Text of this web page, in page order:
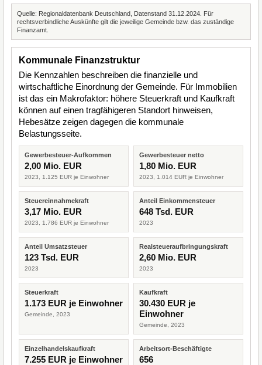
Quelle: Regionaldatenbank Deutschland, Datenstand 31.12.2024. Für
rechtsverbindliche Auskünfte gilt die jeweilige Gemeinde bzw. das zuständige
Finanzamt.
Kommunale Finanzstruktur
Die Kennzahlen beschreiben die finanzielle und
wirtschaftliche Einordnung der Gemeinde. Für Immobilien
ist das ein Makrofaktor: höhere Steuerkraft und Kaufkraft
können auf einen tragfähigeren Standort hinweisen,
Hebesätze zeigen dagegen die kommunale
Belastungsseite.
Gewerbesteuer-Aufkommen
2,00 Mio. EUR
2023, 1.125 EUR je Einwohner
Gewerbesteuer netto
1,80 Mio. EUR
2023, 1.014 EUR je Einwohner
Steuereinnahmekraft
3,17 Mio. EUR
2023, 1.786 EUR je Einwohner
Anteil Einkommensteuer
648 Tsd. EUR
2023
Anteil Umsatzsteuer
123 Tsd. EUR
2023
Realsteueraufbringungskraft
2,60 Mio. EUR
2023
Steuerkraft
1.173 EUR je Einwohner
Gemeinde, 2023
Kaufkraft
30.430 EUR je
Einwohner
Gemeinde, 2023
Einzelhandelskaufkraft
7.255 EUR je Einwohner
Arbeitsort-Beschäftigte
656